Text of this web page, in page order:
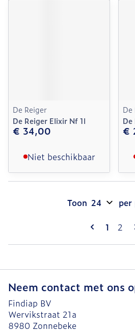
De Reiger
De Reiger Elixir Nf 1l
€ 34,00
Niet beschikbaar
De
€
U lees
1 2
Toon per
Neem contact met ons
Findiap BV
Wervikstraat 21a
8980 Zonnebeke